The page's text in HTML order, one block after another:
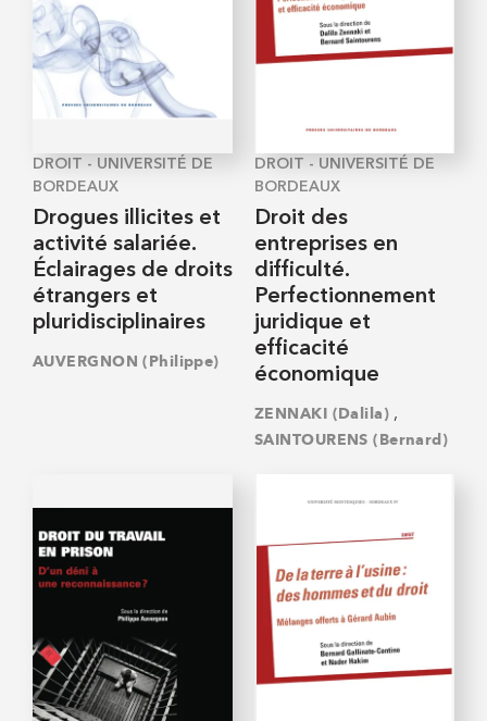
DROIT - UNIVERSITÉ DE
BORDEAUX
Drogues illicites et
activité salariée.
Éclairages de droits
étrangers et
pluridisciplinaires
AUVERGNON (Philippe)
DROIT - UNIVERSITÉ DE
BORDEAUX
Droit des
entreprises en
difficulté.
Perfectionnement
juridique et
efficacité
économique
ZENNAKI (Dalila) ,
SAINTOURENS (Bernard)